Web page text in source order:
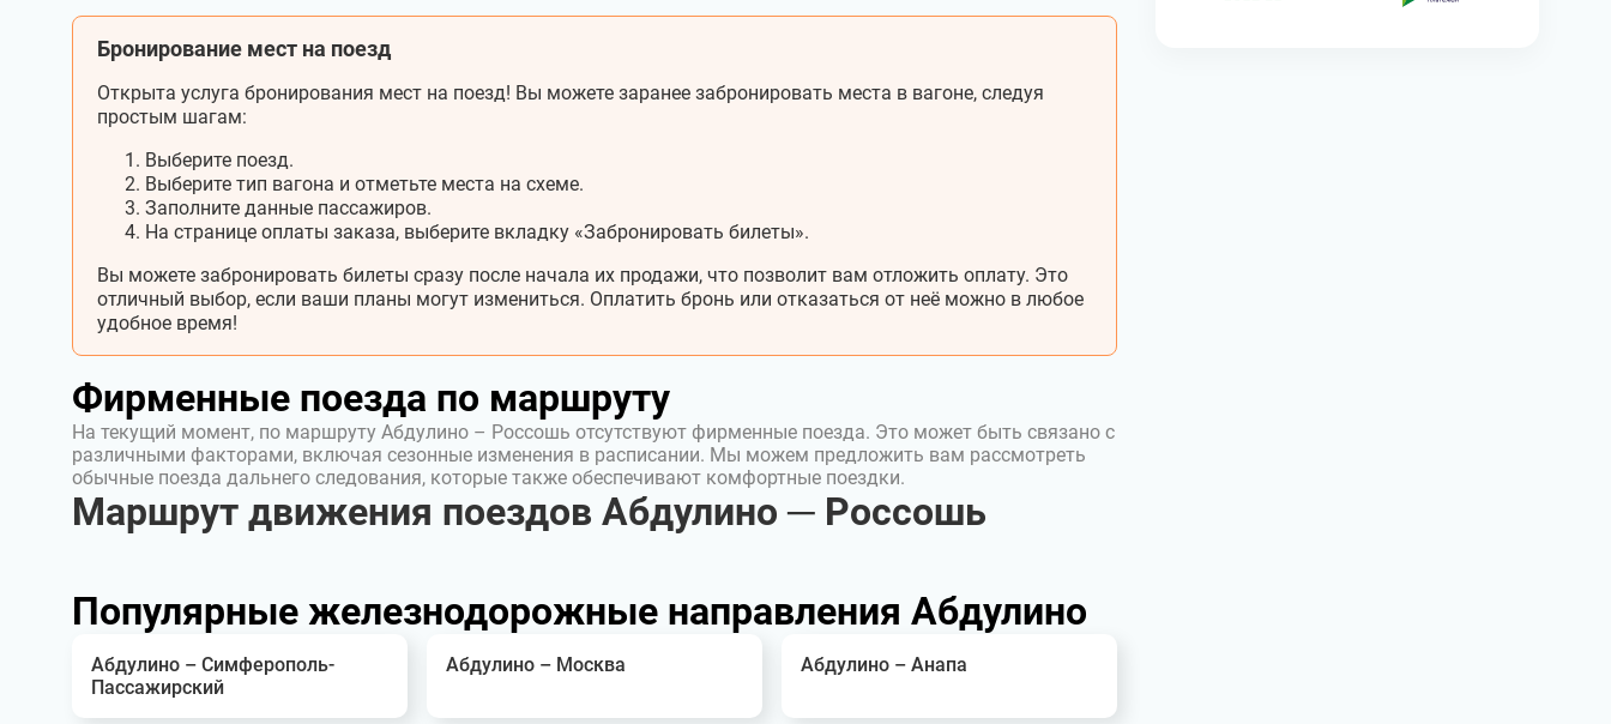
Бронирование мест на поезд
Открыта услуга бронирования мест на поезд! Вы можете заранее забронировать места в вагоне, следуя
простым шагам:
Выберите поезд.
Выберите тип вагона и отметьте места на схеме.
Заполните данные пассажиров.
На странице оплаты заказа, выберите вкладку «Забронировать билеты».
Вы можете забронировать билеты сразу после начала их продажи, что позволит вам отложить оплату. Это
отличный выбор, если ваши планы могут измениться. Оплатить бронь или отказаться от неё можно в любое
удобное время!
Фирменные поезда по маршруту
На текущий момент, по маршруту Абдулино – Россошь отсутствуют фирменные поезда. Это может быть связано с
различными факторами, включая сезонные изменения в расписании. Мы можем предложить вам рассмотреть
обычные поезда дальнего следования, которые также обеспечивают комфортные поездки.
Маршрут движения поездов Абдулино ─ Россошь
Популярные железнодорожные направления Абдулино
Абдулино – Симферополь-
Пассажирский
Абдулино – Москва Абдулино – Анапа